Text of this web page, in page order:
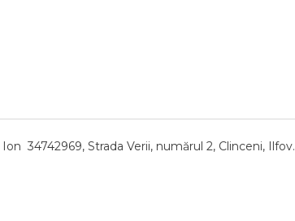
34742969, Strada Verii, numărul 2, Clinceni, Ilfov.